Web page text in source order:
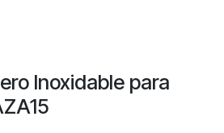
Inoxidable para